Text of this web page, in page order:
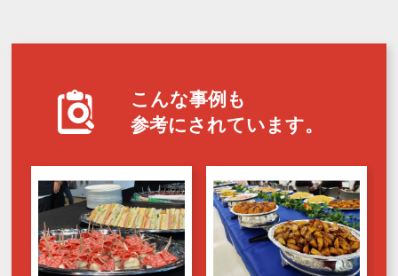
こんな事例も
参考にされています。